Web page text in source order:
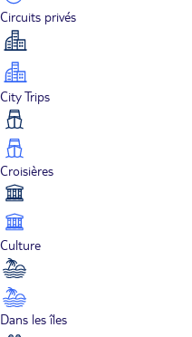
Circuits privés
City Trips
Croisières
Culture
Dans les îles